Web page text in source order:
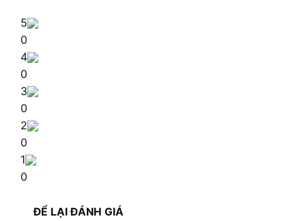
5
0
4
0
3
0
2
0
1
0
ĐỂ LẠI ĐÁNH GIÁ